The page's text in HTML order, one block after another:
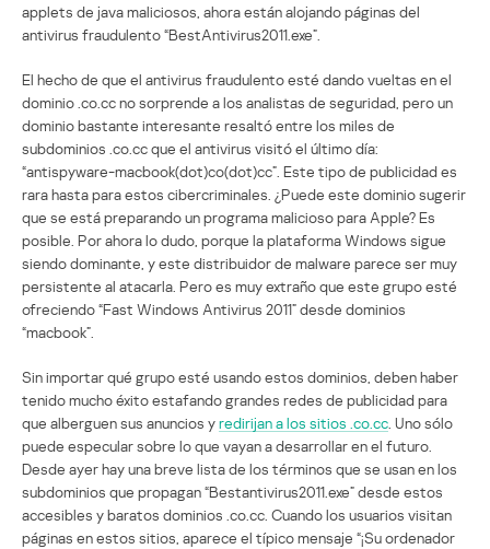
applets de java maliciosos, ahora están alojando páginas del
antivirus fraudulento “BestAntivirus2011.exe”.
El hecho de que el antivirus fraudulento esté dando vueltas en el
dominio .co.cc no sorprende a los analistas de seguridad, pero un
dominio bastante interesante resaltó entre los miles de
subdominios .co.cc que el antivirus visitó el último día:
“antispyware-macbook(dot)co(dot)cc”. Este tipo de publicidad es
rara hasta para estos cibercriminales. ¿Puede este dominio sugerir
que se está preparando un programa malicioso para Apple? Es
posible. Por ahora lo dudo, porque la plataforma Windows sigue
siendo dominante, y este distribuidor de malware parece ser muy
persistente al atacarla. Pero es muy extraño que este grupo esté
ofreciendo “Fast Windows Antivirus 2011” desde dominios
“macbook”.
Sin importar qué grupo esté usando estos dominios, deben haber
tenido mucho éxito estafando grandes redes de publicidad para
que alberguen sus anuncios yredirijan a los sitios .co.cc . Uno sólo
puede especular sobre lo que vayan a desarrollar en el futuro.
Desde ayer hay una breve lista de los términos que se usan en los
subdominios que propagan “Bestantivirus2011.exe” desde estos
accesibles y baratos dominios .co.cc. Cuando los usuarios visitan
páginas en estos sitios, aparece el típico mensaje “¡Su ordenador